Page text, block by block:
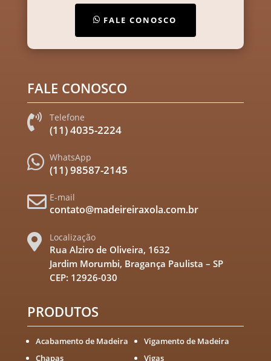
FALE CONOSCO
FALE CONOSCO
 Telefone
(11) 4035-2224
 WhatsApp
(11) 98587-2145
 E-mail
contato@madeireiraxola.com.br
 Localização
Rua Alziro de Oliveira, 1632
Jardim Morumbi, Bragança Paulista – SP
CEP: 12926-030
PRODUTOS
Acabamento de Madeira
Chapas
Vigamento de Madeira
Vigas